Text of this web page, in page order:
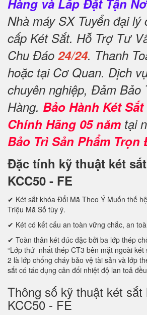
Nhà máy SX Tuyển đại lý
cấp Két Sắt. Hỗ Trợ Tư
Chu Đáo 24/24. Thanh
hoặc tại Cơ Quan. Dịch
chuyên nghiệp, Đảm Bảo
Hàng. Bảo Hành Két
Chính Hãng 05 năm tại
Bảo Trì Sản Phẩm Trọn
Đặc tính kỹ thuật két
KCC50 - FE
✔ Két sắt khóa Đổi Mã Theo Ý Muốn thế
Triệu Mã Số tùy ý.
✔ Két có kết cấu an toàn vững chắc, an
✔ Toàn thân két đúc đặc bởi ba lớp thép
“Lớp thứ nhất thép CT3 bên mặt ngoài két
2 là lớp chống cháy bảo vệ tài sản và lớp
sắt có tác dụng cân đối nhiệt độ lan toả
Thông số kỹ thuật két sắt
KCC50 - FE